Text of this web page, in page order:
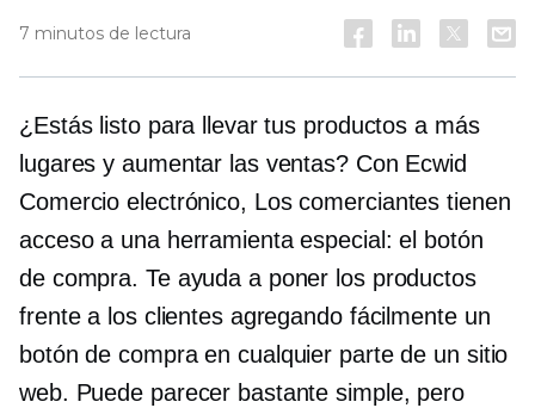
7 minutos de lectura
¿Estás listo para llevar tus productos a más
lugares y aumentar las ventas? Con Ecwid
Comercio electrónico, Los comerciantes tienen
acceso a una herramienta especial: el botón
de compra. Te ayuda a poner los productos
frente a los clientes agregando fácilmente un
botón de compra en cualquier parte de un sitio
web. Puede parecer bastante simple, pero